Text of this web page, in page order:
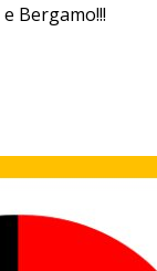
Bergamo!!!